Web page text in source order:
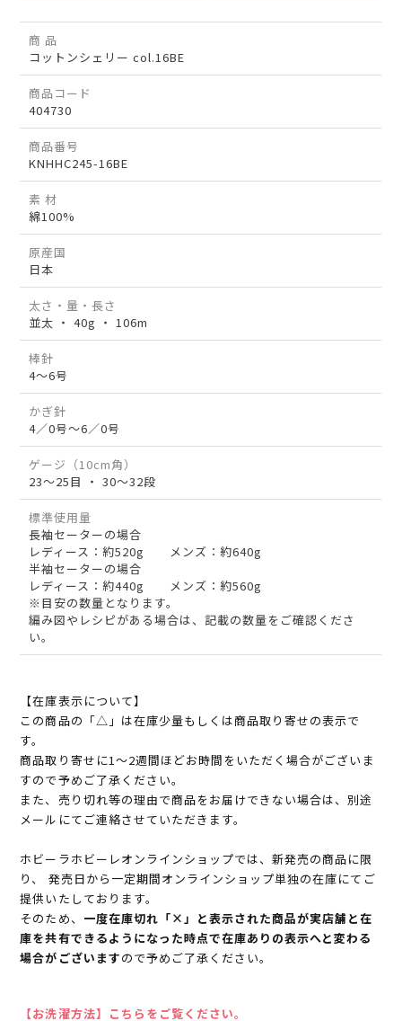
商 品
コットンシェリー col.16BE
商品コード
404730
商品番号
KNHHC245-16BE
素 材
綿100%
原産国
日本
太さ・量・長さ
並太 ・ 40g ・ 106m
棒針
4～6号
かぎ針
4／0号～6／0号
ゲージ（10cm角）
23～25目 ・ 30～32段
標準使用量
長袖セーターの場合
レディース：約520g メンズ：約640g
半袖セーターの場合
レディース：約440g メンズ：約560g
※目安の数量となります。
編み図やレシピがある場合は、記載の数量をご確認くださ
い。
【在庫表示について】
この商品の「△」は在庫少量もしくは商品取り寄せの表示で
す。
商品取り寄せに1～2週間ほどお時間をいただく場合がございま
すので予めご了承ください。
また、売り切れ等の理由で商品をお届けできない場合は、別途
メールにてご連絡させていただきます。
ホビーラホビーレオンラインショップでは、新発売の商品に限
り、 発売日から一定期間オンラインショップ単独の在庫にてご
提供いたしております。
そのため、 一度在庫切れ「×」と表示された商品が実店舗と在
庫を共有できるようになった時点で在庫ありの表示へと変わる
場合がございますので予めご了承ください。
【お洗濯方法】こちらをご覧ください。